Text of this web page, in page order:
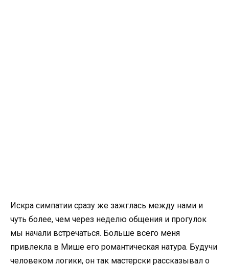
Искра симпатии сразу же зажглась между нами и
чуть более, чем через неделю общения и прогулок
мы начали встречаться. Больше всего меня
привлекла в Мише его романтическая натура. Будучи
человеком логики, он так мастерски рассказывал о